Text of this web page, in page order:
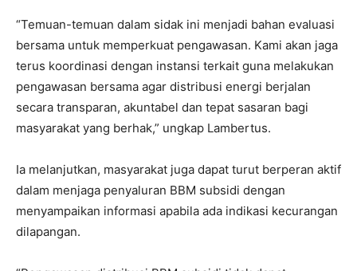
“Temuan-temuan dalam sidak ini menjadi bahan evaluasi
bersama untuk memperkuat pengawasan. Kami akan jaga
terus koordinasi dengan instansi terkait guna melakukan
pengawasan bersama agar distribusi energi berjalan
secara transparan, akuntabel dan tepat sasaran bagi
masyarakat yang berhak,” ungkap Lambertus.
Ia melanjutkan, masyarakat juga dapat turut berperan aktif
dalam menjaga penyaluran BBM subsidi dengan
menyampaikan informasi apabila ada indikasi kecurangan
dilapangan.